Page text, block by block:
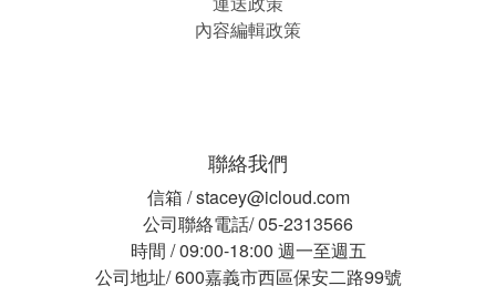
內容編輯政策
聯絡我們
信箱 / stacey@icloud.com
公司聯絡電話/ 05-2313566
時間 / 09:00-18:00 週一至週五
公司地址/ 600嘉義市西區保安二路99號